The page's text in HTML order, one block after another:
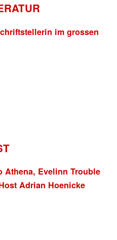
im grossen
Athena, Evelinn Trouble
Adrian Hoenicke